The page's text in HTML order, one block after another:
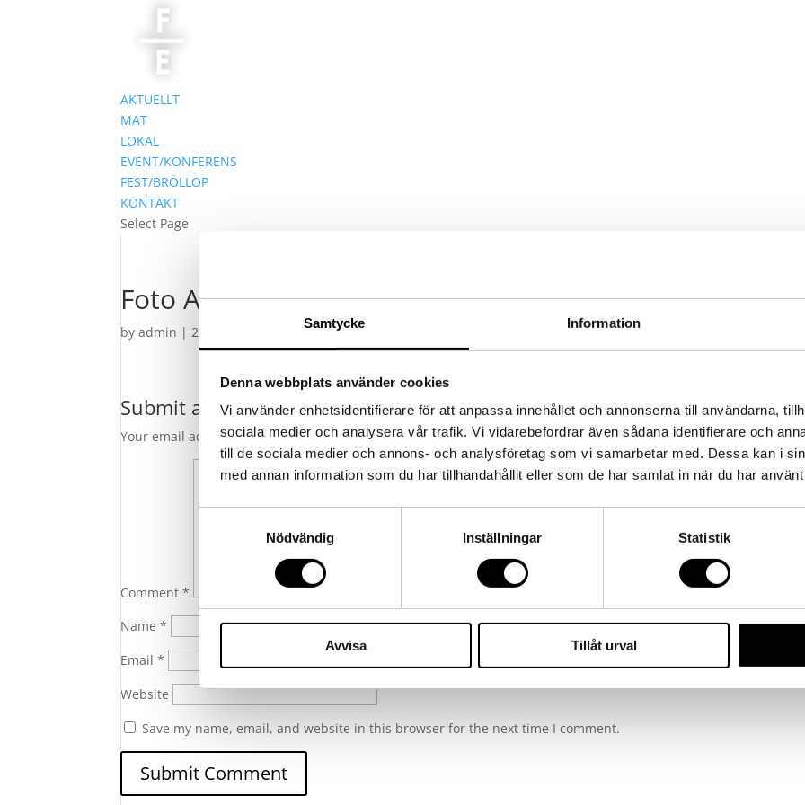
Samtycke Information
Denna webbplats använder cookies
Vi använder enhetsidentifierare för att anpassa innehållet och annonserna till användarna,
sociala medier och analysera vår trafik. Vi vidarebefordrar även sådana identifierare och
till de sociala medier och annons- och analysföretag som vi samarbetar med. Dessa kan i
med annan information som du har tillhandahållit eller som de har samlat in när du har
Nödvändig
Inställningar Statistik
Avvisa Tillåt urval
AKTUELLT
MAT
LOKAL
EVENT/KONFERENS
FEST/BRÖLLOP
KONTAKT
Select Page
Foto Adrian Pehrson/Studio Emma Svensson
byadmin |2016-09-05 0 comments
Submit a Comment
Your email address will not be published. Required fields are marked*
Comment*
Name*
Email*
Website
Save my name, email, and website in this browser for the next time I comment.